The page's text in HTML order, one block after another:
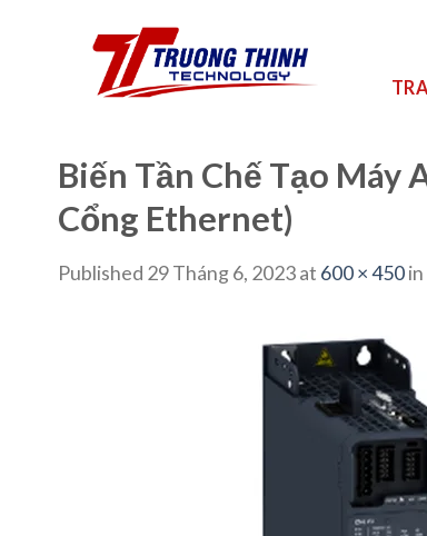
Biến Tần Chế Tạo Máy
Cổng Ethernet)
Published 29 Tháng 6, 2023at 600 × 450in